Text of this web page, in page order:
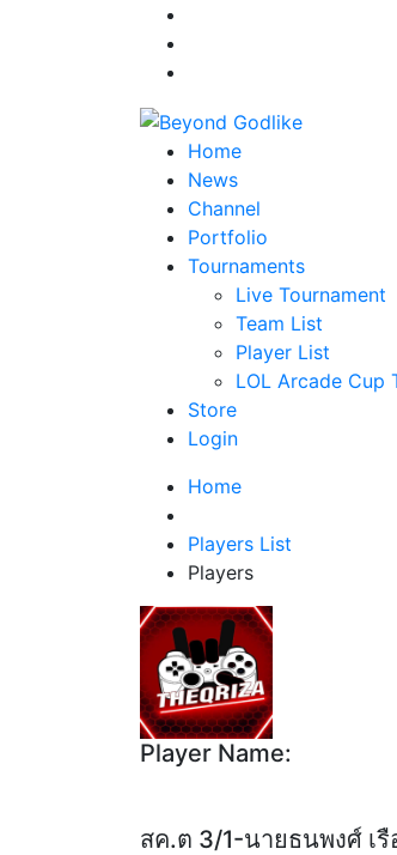
Home
News
Channel
Portfolio
Tournaments
Live Tournament
Team List
Player List
LOL Arcade Cup
Store
Login
Home
Players List
Players
Player Name:
สค.ต 3/1-นายธนพงศ์ เรื